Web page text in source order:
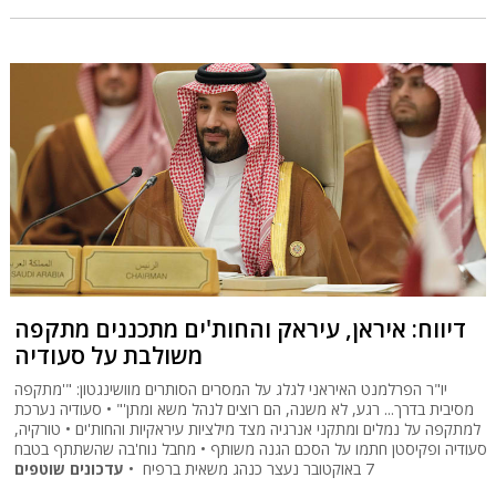
דיווח: איראן, עיראק והחות'ים מתכננים מתקפה
משולבת על סעודיה
יו"ר הפרלמנט האיראני לגלג על המסרים הסותרים מוושינגטון: "'מתקפה
מסיבית בדרך... רגע, לא משנה, הם רוצים לנהל משא ומתן'" • סעודיה נערכת
למתקפה על נמלים ומתקני אנרגיה מצד מילציות עיראקיות והחות'ים • טורקיה,
סעודיה ופקיסטן חתמו על הסכם הגנה משותף • מחבל נוח'בה שהשתתף בטבח
7 באוקטובר נעצר כנהג משאית ברפיח •
עדכונים שוטפים